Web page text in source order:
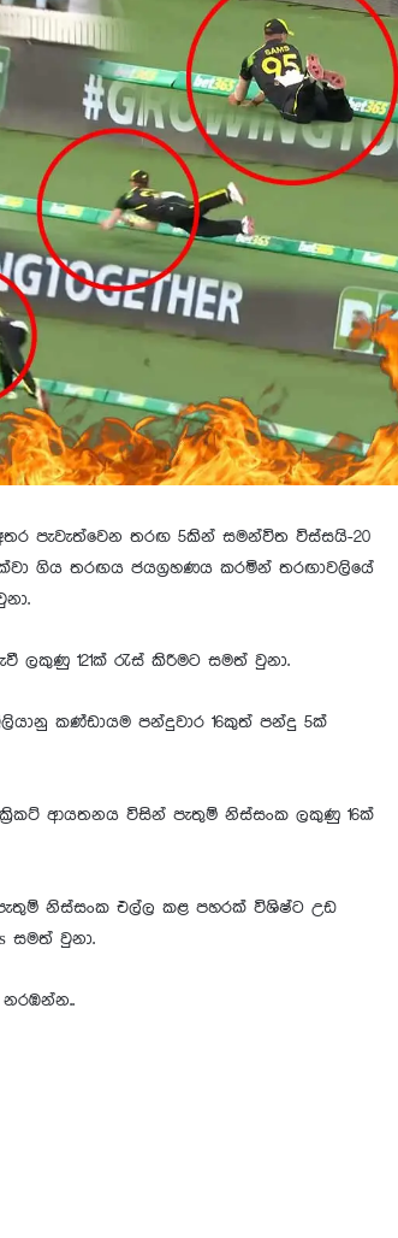
පැවැත්වෙන තරඟ 5කින් සමන්විත විස්සයි-20
ගිය තරඟය ජයග්‍රහණය කරමින් තරඟාවලියේ
ලකුණු 121ක් රැස් කිරීමට සමත් වුනා.
කණ්ඩායම පන්දුවාර 16කුත් පන්දු 5ක්
ආයතනය විසින් පැතුම් නිස්සංක ලකුණු 16ක්
නිස්සංක එල්ල කළ පහරක් විශිෂ්ට උඩ
සමත් වුනා.